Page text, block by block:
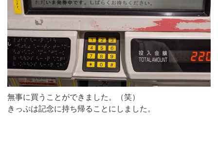
無事に買うことができました。（笑）
きっぷは記念に持ち帰ることにしました。